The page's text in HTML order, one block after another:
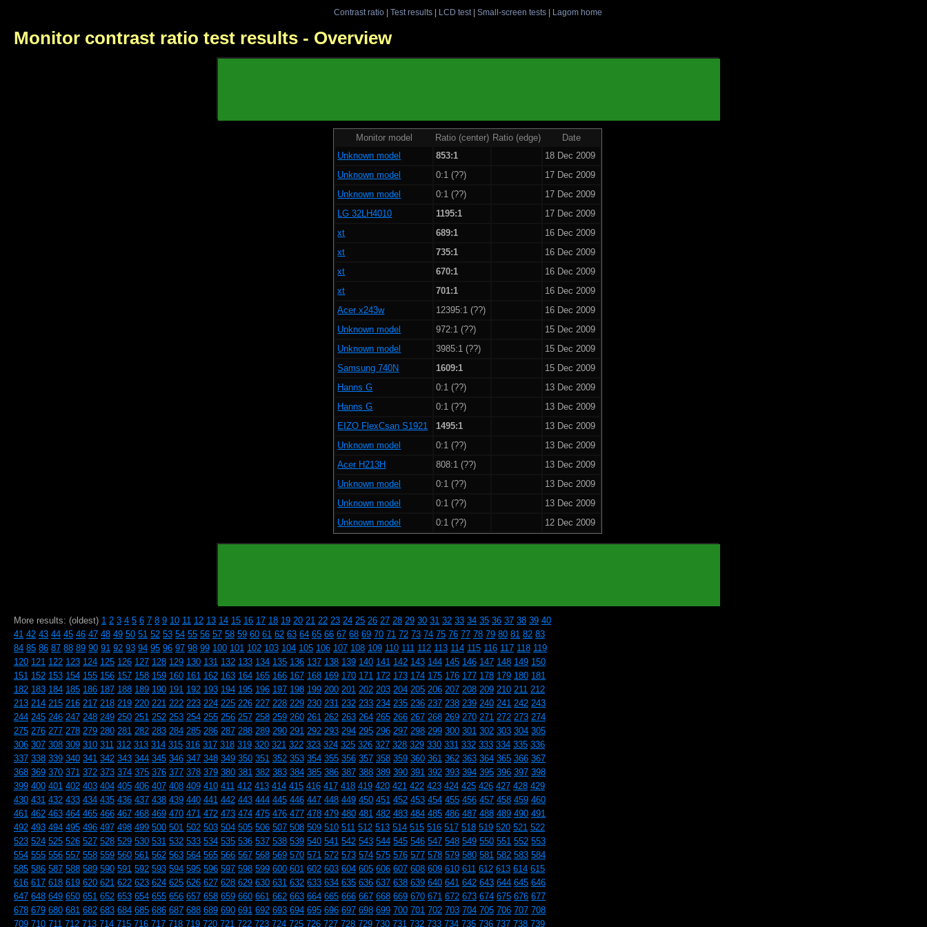
Contrast ratio| Test results| LCD test| Small-screen tests| Lagom home
Monitor contrast ratio test results - Overview
Monitor model Ratio (center) Ratio (edge)
Date
Unknown model
853:1
18 Dec 2009
Unknown model
0:1 (??)
17 Dec 2009
Unknown model
0:1 (??)
17 Dec 2009
LG 32LH4010
1195:1
17 Dec 2009
xt
689:1
16 Dec 2009
xt
735:1
16 Dec 2009
xt
670:1
16 Dec 2009
xt
701:1
16 Dec 2009
Acer x243w
12395:1 (??)
16 Dec 2009
Unknown model
972:1 (??)
15 Dec 2009
Unknown model
3985:1 (??)
15 Dec 2009
Samsung 740N
1609:1
15 Dec 2009
Hanns G
0:1 (??)
13 Dec 2009
Hanns G
0:1 (??)
13 Dec 2009
EIZO FlexCsan S1921
1495:1
13 Dec 2009
Unknown model
0:1 (??)
13 Dec 2009
Acer H213H
808:1 (??)
13 Dec 2009
Unknown model
0:1 (??)
13 Dec 2009
Unknown model
0:1 (??)
13 Dec 2009
Unknown model
0:1 (??) 12 Dec 2009
More results: (oldest) 1 2 3 4 5 6 7 8 9 10 11 12 13 14 15 16 17 18 19 20 21 22 23 24 25 26 27 28 29 30 31 32 33 34 35 36 37 38 39 40
41 42 43 44 45 46 47 48 49 50 51 52 53 54 55 56 57 58 59 60 61 62 63 64 65 66 67 68 69 70 71 72 73 74 75 76 77 78 79 80 81 82 83
84 85 86 87 88 89 90 91 92 93 94 95 96 97 98 99 100 101 102 103 104 105 106 107 108 109 110 111 112 113 114 115 116 117 118 119
120 121 122 123 124 125 126 127 128 129 130 131 132 133 134 135 136 137 138 139 140 141 142 143 144 145 146 147 148 149 150
151 152 153 154 155 156 157 158 159 160 161 162 163 164 165 166 167 168 169 170 171 172 173 174 175 176 177 178 179 180 181
182 183 184 185 186 187 188 189 190 191 192 193 194 195 196 197 198 199 200 201 202 203 204 205 206 207 208 209 210 211 212
213 214 215 216 217 218 219 220 221 222 223 224 225 226 227 228 229 230 231 232 233 234 235 236 237 238 239 240 241 242 243
244 245 246 247 248 249 250 251 252 253 254 255 256 257 258 259 260 261 262 263 264 265 266 267 268 269 270 271 272 273 274
275 276 277 278 279 280 281 282 283 284 285 286 287 288 289 290 291 292 293 294 295 296 297 298 299 300 301 302 303 304 305
306 307 308 309 310 311 312 313 314 315 316 317 318 319 320 321 322 323 324 325 326 327 328 329 330 331 332 333 334 335 336
337 338 339 340 341 342 343 344 345 346 347 348 349 350 351 352 353 354 355 356 357 358 359 360 361 362 363 364 365 366 367
368 369 370 371 372 373 374 375 376 377 378 379 380 381 382 383 384 385 386 387 388 389 390 391 392 393 394 395 396 397 398
399 400 401 402 403 404 405 406 407 408 409 410 411 412 413 414 415 416 417 418 419 420 421 422 423 424 425 426 427 428 429
430 431 432 433 434 435 436 437 438 439 440 441 442 443 444 445 446 447 448 449 450 451 452 453 454 455 456 457 458 459 460
461 462 463 464 465 466 467 468 469 470 471 472 473 474 475 476 477 478 479 480 481 482 483 484 485 486 487 488 489 490 491
492 493 494 495 496 497 498 499 500 501 502 503 504 505 506 507 508 509 510 511 512 513 514 515 516 517 518 519 520 521 522
523 524 525 526 527 528 529 530 531 532 533 534 535 536 537 538 539 540 541 542 543 544 545 546 547 548 549 550 551 552 553
554 555 556 557 558 559 560 561 562 563 564 565 566 567 568 569 570 571 572 573 574 575 576 577 578 579 580 581 582 583 584
585 586 587 588 589 590 591 592 593 594 595 596 597 598 599 600 601 602 603 604 605 606 607 608 609 610 611 612 613 614 615
616 617 618 619 620 621 622 623 624 625 626 627 628 629 630 631 632 633 634 635 636 637 638 639 640 641 642 643 644 645 646
647 648 649 650 651 652 653 654 655 656 657 658 659 660 661 662 663 664 665 666 667 668 669 670 671 672 673 674 675 676 677
678 679 680 681 682 683 684 685 686 687 688 689 690 691 692 693 694 695 696 697 698 699 700 701 702 703 704 705 706 707 708
709 710 711 712 713 714 715 716 717 718 719 720 721 722 723 724 725 726 727 728 729 730 731 732 733 734 735 736 737 738 739